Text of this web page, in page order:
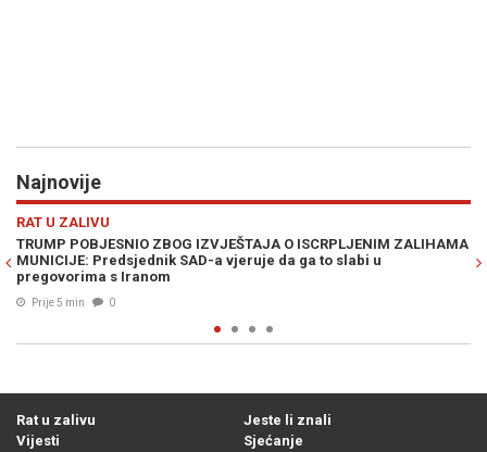
Najnovije
HITEC
NAJTRAŽENIJE ORUŽJE NA SVIJETU: Šta je to Patriot i zašto su
njegove zalihe pri kraju?
Prije 12 min
Rat u zalivu
Vijesti
Jeste li znali
Sjećanje